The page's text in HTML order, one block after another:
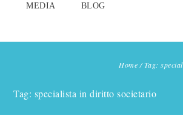
MEDIA BLOG
Home /Tag:
Tag: specialista in diritto societario